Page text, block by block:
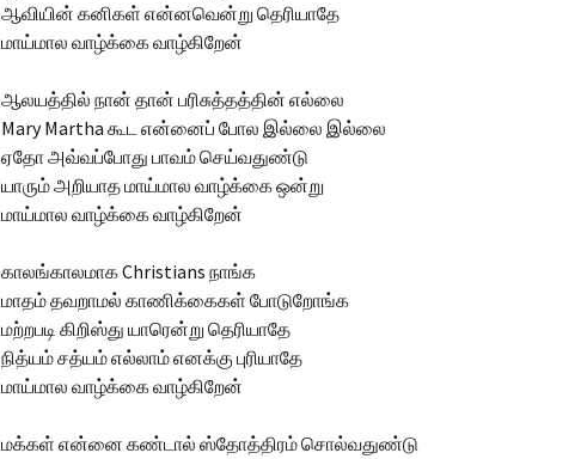
ஆவியின் கனிகள் என்னவென்று தெரியாதே
மாய்மால வாழ்க்கை வாழ்கிறேன்
ஆலயத்தில் நான் தான் பரிசுத்தத்தின் எல்லை
Mary Martha கூட என்னைப் போல இல்லை இல்லை
ஏதோ அவ்வப்போது பாவம் செய்வதுண்டு
யாரும் அறியாத மாய்மால வாழ்க்கை ஒன்று
மாய்மால வாழ்க்கை வாழ்கிறேன்
காலங்காலமாக Christians நாங்க
மாதம் தவறாமல் காணிக்கைகள் போடுறோங்க
மற்றபடி கிறிஸ்து யாரென்று தெரியாதே
நித்யம் சத்யம் எல்லாம் எனக்கு புரியாதே
மாய்மால வாழ்க்கை வாழ்கிறேன்
மக்கள் என்னை கண்டால் ஸ்தோத்திரம் சொல்வதுண்டு